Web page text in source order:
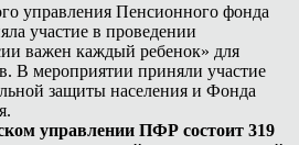
управления Пенсионного фонда
участие в проведении
важен каждый ребенок» для
В мероприятии приняли участие
защиты населения и Фонда
управлении ПФР состоит 319